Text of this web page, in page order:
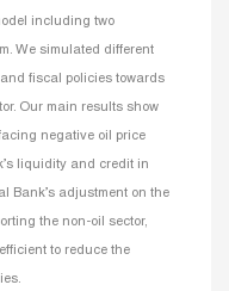
including two
We simulated different
fiscal policies towards
Our main results show
negative oil price
liquidity and credit in
Bank’s adjustment on the
the non-oil sector,
to reduce the